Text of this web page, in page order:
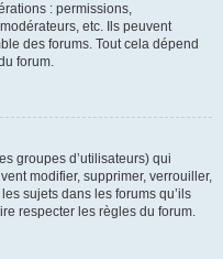
: permissions,
etc. Ils peuvent
des forums. Tout cela dépend
forum.
groupes d’utilisateurs) qui
modifier, supprimer, verrouiller,
sujets dans les forums qu’ils
respecter les règles du forum.